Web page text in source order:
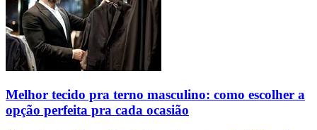
Melhor tecido pra terno masculino: como escolher a
opção perfeita pra cada ocasião